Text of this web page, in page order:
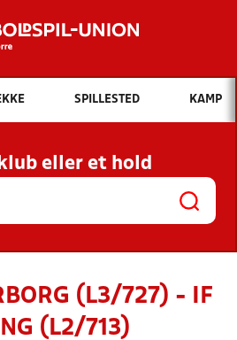
Hvad vil du søge efter?
INDHOLD OG NYHEDER
KLUBBER OG
HOLD
SPILLESTED KAMP
eller et hold
(L3/727) - IF
(L2/713)